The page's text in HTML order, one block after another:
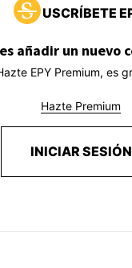
USCRÍBETE
añadir un nuevo
EPY Premium, es
Hazte Premium
INICIAR SESIÓN